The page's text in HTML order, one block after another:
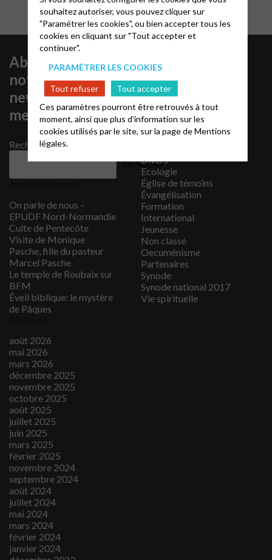
Abonnez-vous à
notre
newsletter
mensuelle !
Rechercher
Rechercher
On parle de nous –
EPUDF Nord-Normandie
Culte de Pentecôte
Visite de Monique
Pasche, fille du pasteur
Marcel Pasche
Le temple de Roubaix sur
BFM
Éveil biblique: le mystère
de Pâques
août 2026
mai 2026
mars 2026
décembre 2025
novembre 2025
octobre 2025
août 2025
juillet 2025
juin 2025
mars 2025
février 2025
novembre 2024
septembre 2024
août 2024
juillet 2024
mai 2024
mars 2024
février 2024
janvier 2024
4 grands thèmes pour
approfondir
Animation financière
Catéchèse
Communication
Culture
Divers
Ecologie
Église de témoins
Évangélisation
Formation
International
Jeunesse
Non classé
Oecuménisme
Partenaires
Synode
Synode national 2017
Vie spirituelle
souhaitez autoriser, vous pouvez cliquer sur
"Paramétrer les cookies", ou bien accepter tous les
cookies en cliquant sur "Tout accepter et
continuer".
PARAMÉTRER LES COOKIES
Tout refuser
Tout accepter
Ces paramètres pourront être retrouvés à tout
moment, ainsi que plus d'information sur les
cookies utilisés par le site, sur la page deMentions
légales.